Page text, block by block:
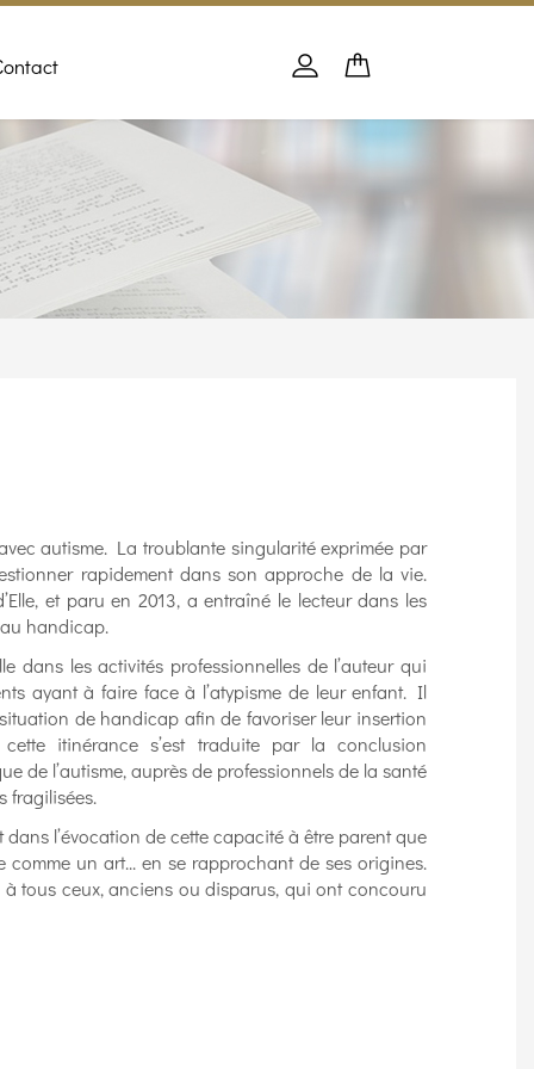
Panier
Se connecter
PANIER
autisme. La troublante singularité exprimée par
rapidement dans son approche de la vie.
et paru en 2013, a entraîné le lecteur dans les
handicap.
dans les activités professionnelles de l’auteur qui
ayant à faire face à l’atypisme de leur enfant. Il
de handicap afin de favoriser leur insertion
itinérance s’est traduite par la conclusion
de l’autisme, auprès de professionnels de la santé
fragilisées.
l’évocation de cette capacité à être parent que
comme un art... en se rapprochant de ses origines.
à tous ceux, anciens ou disparus, qui ont concouru